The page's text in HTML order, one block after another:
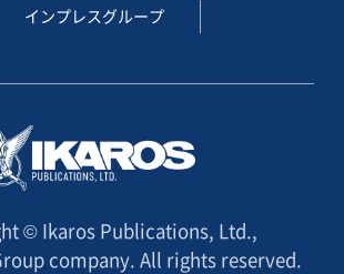
インプレスグループ
© Ikaros Publications, Ltd.,
company. All rights reserved.